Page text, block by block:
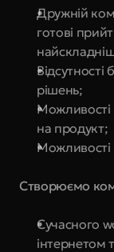
Дружній
готові
рішень;
Можливості
на продукт;
Можливості
Створюємо
Сучасного
інтернетом